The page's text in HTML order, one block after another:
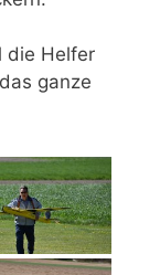
die Helfer
ganze